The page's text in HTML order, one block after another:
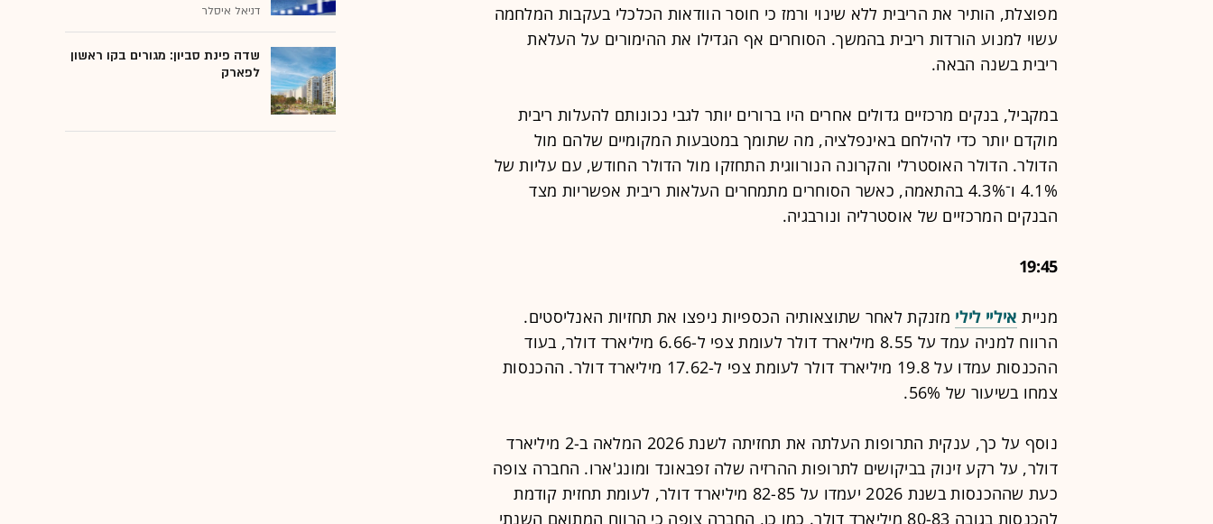
מפוצלת, הותיר את הריבית ללא שינוי ורמז כי חוסר הוודאות הכלכלי בעקבות המלחמה
עשוי למנוע הורדות ריבית בהמשך. הסוחרים אף הגדילו את ההימורים על העלאת
ריבית בשנה הבאה.
במקביל, בנקים מרכזיים גדולים אחרים היו ברורים יותר לגבי נכונותם להעלות ריבית
מוקדם יותר כדי להילחם באינפלציה, מה שתומך במטבעות המקומיים שלהם מול
הדולר. הדולר האוסטרלי והקרונה הנורווגית התחזקו מול הדולר החודש, עם עליות של
4.1% ו־4.3% בהתאמה, כאשר הסוחרים מתמחרים העלאות ריבית אפשריות מצד
הבנקים המרכזיים של אוסטרליה ונורבגיה.
19:45
מניית איליי לילי מזנקת לאחר שתוצאותיה הכספיות ניפצו את תחזיות האנליסטים.
הרווח למניה עמד על 8.55 מיליארד דולר לעומת צפי ל-6.66 מיליארד דולר, בעוד
ההכנסות עמדו על 19.8 מיליארד דולר לעומת צפי ל-17.62 מיליארד דולר. ההכנסות
צמחו בשיעור של 56%.
נוסף על כך, ענקית התרופות העלתה את תחזיתה לשנת 2026 המלאה ב-2 מיליארד
דולר, על רקע זינוק בביקושים לתרופות ההרזיה שלה זפבאונד ומונג'ארו. החברה צופה
כעת שההכנסות בשנת 2026 יעמדו על 82-85 מיליארד דולר, לעומת תחזית קודמת
להכנסות בגובה 80-83 מיליארד דולר. כמו כן, החברה צופה כי הרווח המתואם השנתי
דניאל איסלר
שדה פינת סביון: מגורים בקו ראשון
לפארק